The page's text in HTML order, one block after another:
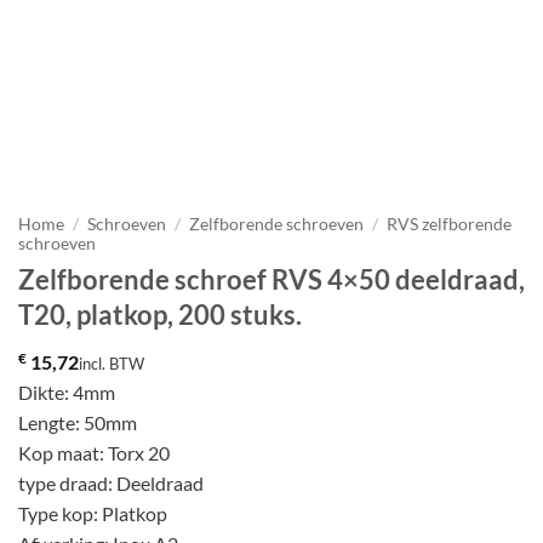
Home / Schroeven / Zelfborende schroeven / RVS zelfborende
schroeven
Zelfborende schroef RVS 4×50 deeldraad,
T20, platkop, 200 stuks.
€ 15,72incl. BTW
Dikte: 4mm
Lengte: 50mm
Kop maat: Torx 20
type draad: Deeldraad
Type kop: Platkop